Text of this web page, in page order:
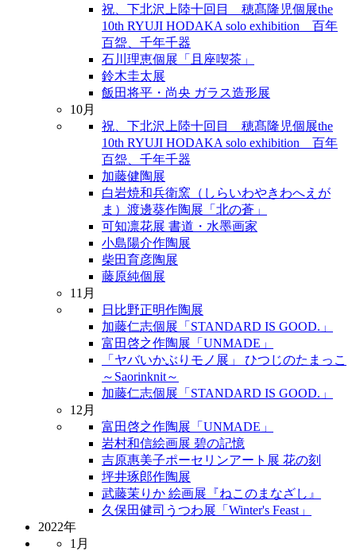
祝、下北沢上陸十回目 穂髙隆児個展the
10th RYUJI HODAKA solo exhibition 百年
百盌、千年千器
石川理恵個展「且座喫茶」
鈴木圭太展
飯田将平・尚央 ガラス造形展
10月
祝、下北沢上陸十回目 穂髙隆児個展the
10th RYUJI HODAKA solo exhibition 百年
百盌、千年千器
加藤健陶展
白岩焼和兵衛窯（しらいわやきわへえが
ま）渡邊葵作陶展「北の蒼」
可知凛花展 書道・水墨画家
小島陽介作陶展
柴田育彦陶展
藤原純個展
11月
日比野正明作陶展
加藤仁志個展「STANDARD IS GOOD.」
富田啓之作陶展「UNMADE」
「ヤバいかぶりモノ展」 ひつじのたまっこ
～Saorinknit～
加藤仁志個展「STANDARD IS GOOD.」
12月
富田啓之作陶展「UNMADE」
岩村和信絵画展 碧の記憶
吉原惠美子ポーセリンアート展 花の刻
坪井琢郎作陶展
武藤茉りか 絵画展『ねこのまなざし』
久保田健司うつわ展「Winter's Feast」
2022年
1月